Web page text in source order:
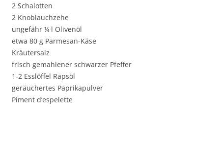
2 Schalotten
2 Knoblauchzehe
ungefähr ¼ l Olivenöl
etwa 80 g Parmesan-Käse
Kräutersalz
frisch gemahlener schwarzer Pfeffer
1-2 Esslöffel Rapsöl
geräuchertes Paprikapulver
Piment d’espelette